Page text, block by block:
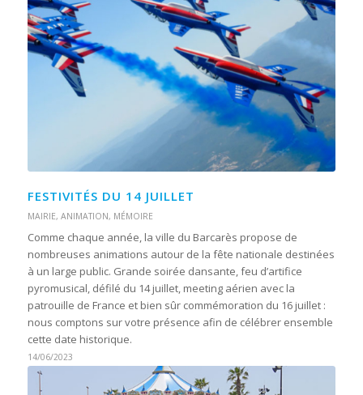
FESTIVITÉS DU 14 JUILLET
MAIRIE, ANIMATION, MÉMOIRE
Comme chaque année, la ville du Barcarès propose de
nombreuses animations autour de la fête nationale destinées
à un large public. Grande soirée dansante, feu d’artifice
pyromusical, défilé du 14 juillet, meeting aérien avec la
patrouille de France et bien sûr commémoration du 16 juillet :
nous comptons sur votre présence afin de célébrer ensemble
cette date historique.
14/06/2023